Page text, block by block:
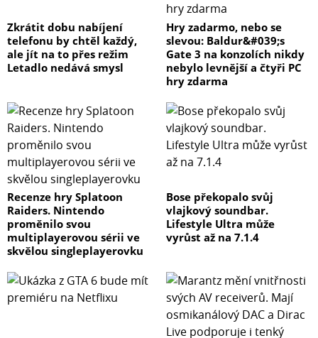
Zkrátit dobu nabíjení
telefonu by chtěl každý,
ale jít na to přes režim
Letadlo nedává smysl
Hry zadarmo, nebo se
slevou: Baldur&#039;s
Gate 3 na konzolích nikdy
nebylo levnější a čtyři PC
hry zdarma
Recenze hry Splatoon
Raiders. Nintendo
proměnilo svou
multiplayerovou sérii ve
skvělou singleplayerovku
Bose překopalo svůj
vlajkový soundbar.
Lifestyle Ultra může
vyrůst až na 7.1.4